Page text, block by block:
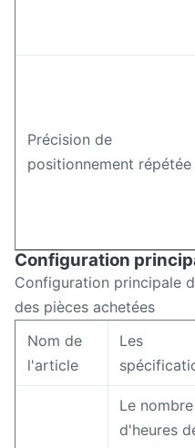
Précision de
positionnement répétée
Configuration
Configuration principale
des pièces achetées
Nom de
l'article
Les
Le nombre
d'heures